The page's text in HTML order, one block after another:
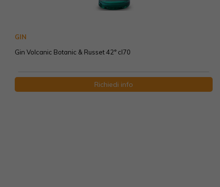
GIN
Gin Volcanic Botanic & Russet 42° cl70
Richiedi info